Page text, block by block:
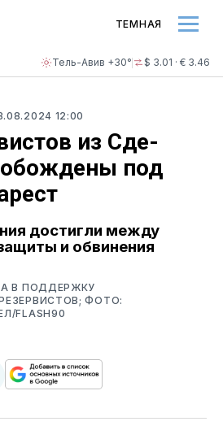
Тель-Авив +30° $ 3.01 · € 3.46
ТЕМНАЯ
12:00
из Сде-
под
достигли между
и обвинения
В ПОДДЕРЖКУ
ФОТО:
FLASH90